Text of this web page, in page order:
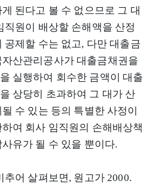
된다고 볼 수 없으므로 그 대
직원이 배상할 손해액을 산정
공제할 수는 없고, 다만 대출금
산관리공사가 대출금채권을
실행하여 회수한 금액이 대출
상당히 초과하여 그 대가 산
수 있는 등의 특별한 사정이
여 회사 임직원의 손해배상책
유가 될 수 있을 뿐이다.
추어 살펴보면, 원고가 2000.